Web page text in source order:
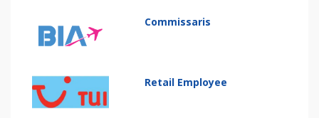
Commissaris
Retail Employee